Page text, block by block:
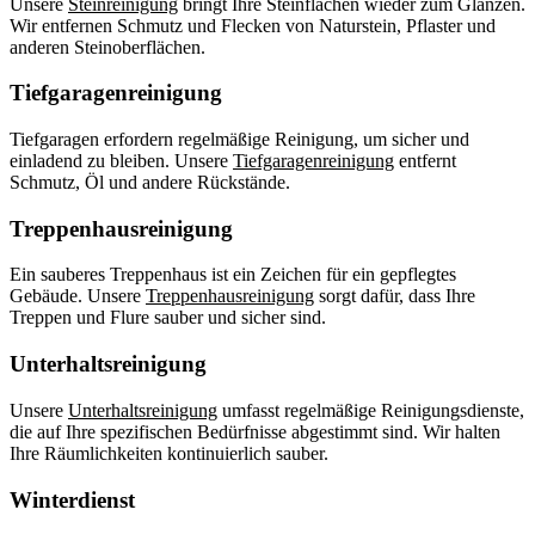
Wir entfernen Schmutz und Flecken von Naturstein, Pflaster und
anderen Steinoberflächen.
Tiefgaragenreinigung
Tiefgaragen erfordern regelmäßige Reinigung, um sicher und
einladend zu bleiben. Unsere Tiefgaragenreinigung entfernt
Schmutz, Öl und andere Rückstände.
Treppenhausreinigung
Ein sauberes Treppenhaus ist ein Zeichen für ein gepflegtes
Gebäude. Unsere Treppenhausreinigung sorgt dafür, dass Ihre
Treppen und Flure sauber und sicher sind.
Unterhaltsreinigung
Unsere Unterhaltsreinigung umfasst regelmäßige Reinigungsdienste,
die auf Ihre spezifischen Bedürfnisse abgestimmt sind. Wir halten
Ihre Räumlichkeiten kontinuierlich sauber.
Winterdienst